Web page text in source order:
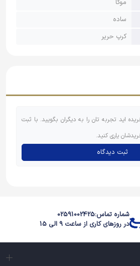
موکا
ساده
کرپ حریر
اید تجربه تان را به دیگران بگویید. با ثبت
یاری کنید.
ثبت دیدگاه
شماره تماس:02591002425
در روزهای کاری از ساعت 9 الی 15